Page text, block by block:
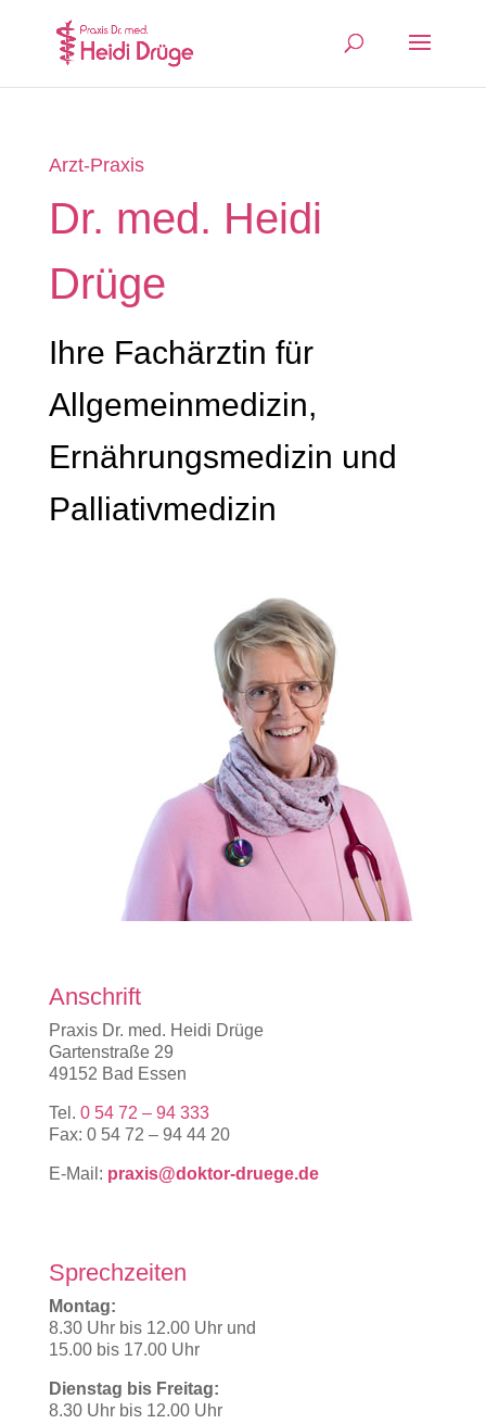
Arzt-Praxis
Dr. med. Heidi
Drüge
Ihre Fachärztin für
Allgemeinmedizin,
Ernährungsmedizin und
Palliativmedizin
Anschrift
Praxis Dr. med. Heidi Drüge
Gartenstraße 29
49152 Bad Essen
Tel. 0 54 72 – 94 333
Fax: 0 54 72 – 94 44 20
E-Mail: praxis@doktor-druege.de
Sprechzeiten
Montag:
8.30 Uhr bis 12.00 Uhr und
15.00 bis 17.00 Uhr
Dienstag bis Freitag:
8.30 Uhr bis 12.00 Uhr